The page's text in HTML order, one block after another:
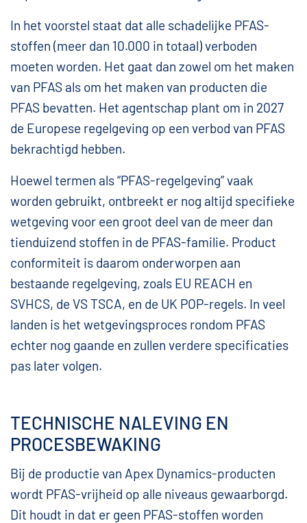
In het voorstel staat dat alle schadelijke PFAS-
stoffen (meer dan 10.000 in totaal) verboden
moeten worden. Het gaat dan zowel om het maken
van PFAS als om het maken van producten die
PFAS bevatten. Het agentschap plant om in 2027
de Europese regelgeving op een verbod van PFAS
bekrachtigd hebben.
Hoewel termen als “PFAS-regelgeving” vaak
worden gebruikt, ontbreekt er nog altijd specifieke
wetgeving voor een groot deel van de meer dan
tienduizend stoffen in de PFAS-familie. Product
conformiteit is daarom onderworpen aan
bestaande regelgeving, zoals EU REACH en
SVHCS, de VS TSCA, en de UK POP-regels. In veel
landen is het wetgevingsproces rondom PFAS
echter nog gaande en zullen verdere specificaties
pas later volgen.
TECHNISCHE NALEVING EN
PROCESBEWAKING
Bij de productie van Apex Dynamics-producten
wordt PFAS-vrijheid op alle niveaus gewaarborgd.
Dit houdt in dat er geen PFAS-stoffen worden